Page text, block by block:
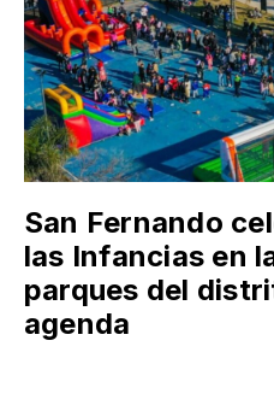
San Fernando
las Infancias en
parques del
agenda